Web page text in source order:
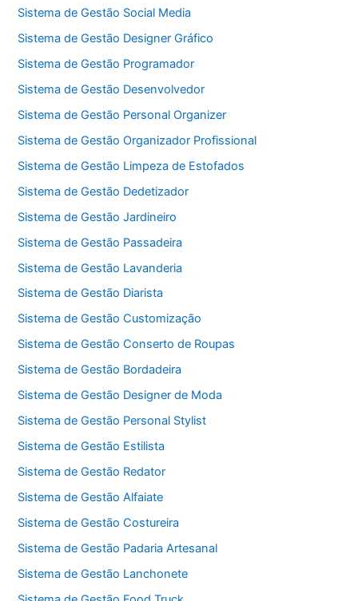
Sistema de Gestão Social Media
Sistema de Gestão Designer Gráfico
Sistema de Gestão Programador
Sistema de Gestão Desenvolvedor
Sistema de Gestão Personal Organizer
Sistema de Gestão Organizador Profissional
Sistema de Gestão Limpeza de Estofados
Sistema de Gestão Dedetizador
Sistema de Gestão Jardineiro
Sistema de Gestão Passadeira
Sistema de Gestão Lavanderia
Sistema de Gestão Diarista
Sistema de Gestão Customização
Sistema de Gestão Conserto de Roupas
Sistema de Gestão Bordadeira
Sistema de Gestão Designer de Moda
Sistema de Gestão Personal Stylist
Sistema de Gestão Estilista
Sistema de Gestão Redator
Sistema de Gestão Alfaiate
Sistema de Gestão Costureira
Sistema de Gestão Padaria Artesanal
Sistema de Gestão Lanchonete